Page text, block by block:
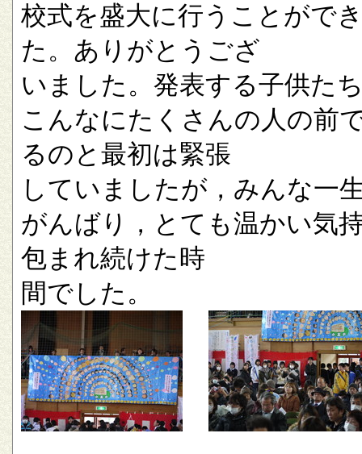
校式を盛大に行うことがで
た。ありがとうござ
いました。発表する子供た
こんなにたくさんの人の前
るのと最初は緊張
していましたが，みんな一
がんばり，とても温かい気
包まれ続けた時
間でした。